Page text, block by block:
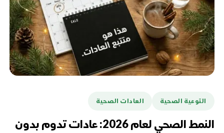
التوعية الصحية العادات الصحية
النمط الصحي لعام 2026: عادات تدوم بدون